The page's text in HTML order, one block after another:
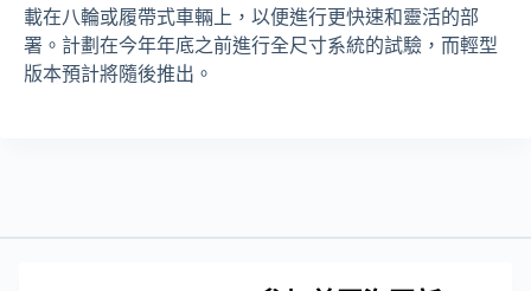
載在八輪或履帶式車輛上，以便進行更快速和靈活的部
署。計劃在今年年底之前進行全尺寸系統的試驗，而輕型
版本預計將隨後推出。